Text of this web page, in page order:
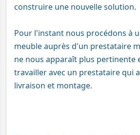
construire une nouvelle solution.
Pour l'instant nous procédons à
meuble auprès d'un prestataire
ne nous apparaît plus pertinente
travailler avec un prestataire qui
livraison et montage.